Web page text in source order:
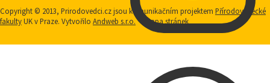
Copyright © 2013, Prirodovedci.cz jsou komunikačním projektem Přírodovědecké
fakultyUK v Praze. Vytvořilo Andweb s.r.o. Mapa stránek